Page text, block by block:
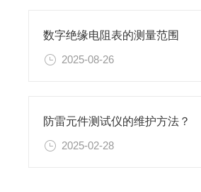
数字绝缘电阻表的测量范围
2025-08-26
防雷元件测试仪的维护方法？
2025-02-28